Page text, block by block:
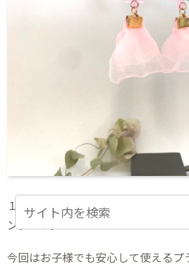
１００均一で売っているレースをワ
ングです。
今回はお子様でも安心して使える